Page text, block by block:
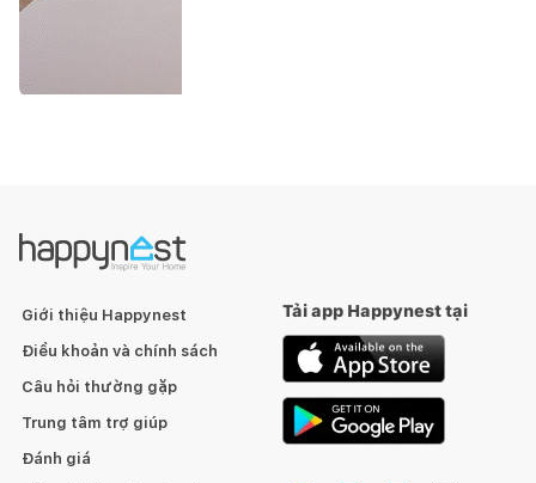
Giới thiệu Happynest
Điều khoản và chính sách
Câu hỏi thường gặp
Trung tâm trợ giúp
Đánh giá
Tải app Happynest tại